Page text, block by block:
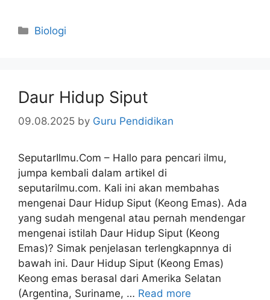
Categories
Biologi
Daur Hidup Siput
09.08.2025 by Guru Pendidikan
SeputarIlmu.Com – Hallo para pencari ilmu,
jumpa kembali dalam artikel di
seputarilmu.com. Kali ini akan membahas
mengenai Daur Hidup Siput (Keong Emas). Ada
yang sudah mengenal atau pernah mendengar
mengenai istilah Daur Hidup Siput (Keong
Emas)? Simak penjelasan terlengkapnnya di
bawah ini. Daur Hidup Siput (Keong Emas)
Keong emas berasal dari Amerika Selatan
(Argentina, Suriname, … Read more